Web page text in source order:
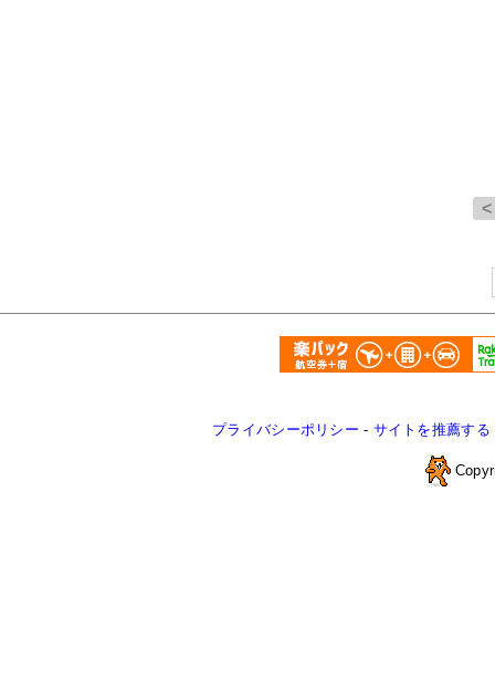
プライバシーポリシー - サイトを推薦する